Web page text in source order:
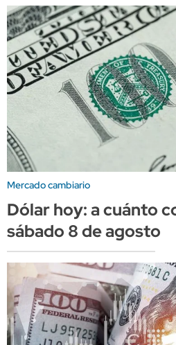
Mercado cambiario
Dólar hoy: a cuánto
sábado 8 de agosto